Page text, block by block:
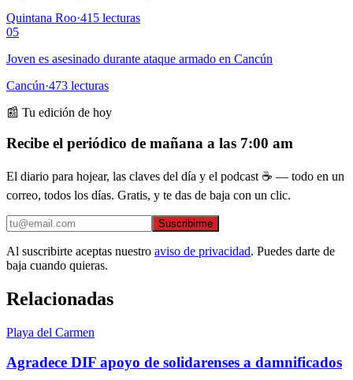
Quintana Roo·415 lecturas
05
Joven es asesinado durante ataque armado en Cancún
Cancún·473 lecturas
📰 Tu edición de hoy
Recibe el periódico de mañana a las 7:00 am
El diario para hojear, las claves del día y el podcast ☕ — todo en un
correo, todos los días. Gratis, y te das de baja con un clic.
Suscribirme
Al suscribirte aceptas nuestro aviso de privacidad. Puedes darte de
baja cuando quieras.
Relacionadas
Playa del Carmen
Agradece DIF apoyo de solidarenses a damnificados